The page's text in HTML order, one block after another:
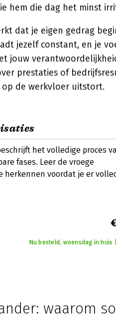
hem die dag het minst
dat je eigen gedrag
jezelf constant, en je
jouw
prestaties of
op de werkvloer uitstort.
het volledige proces
fases. Leer de vroege
herkennen voordat je er
Nu besteld, woensdag in
waarom